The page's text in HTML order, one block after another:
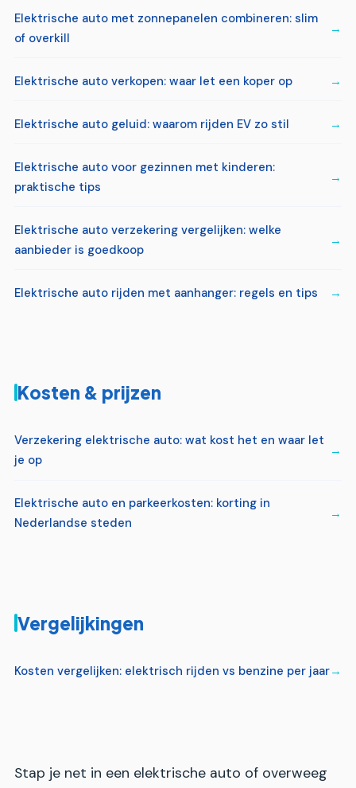
Elektrische auto met zonnepanelen combineren: slim
of overkill
Elektrische auto verkopen: waar let een koper op
Elektrische auto geluid: waarom rijden EV zo stil
Elektrische auto voor gezinnen met kinderen:
praktische tips
Elektrische auto verzekering vergelijken: welke
aanbieder is goedkoop
Elektrische auto rijden met aanhanger: regels en tips
Kosten & prijzen
Verzekering elektrische auto: wat kost het en waar let
je op
Elektrische auto en parkeerkosten: korting in
Nederlandse steden
Vergelijkingen
Kosten vergelijken: elektrisch rijden vs benzine per jaar
Stap je net in een elektrische auto of overweeg